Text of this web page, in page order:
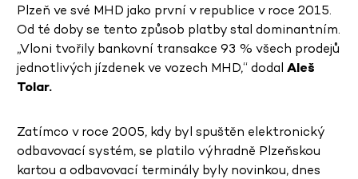
Plzeň ve své MHD jako první v republice v roce 2015.
Od té doby se tento způsob platby stal dominantním.
„Vloni tvořily bankovní transakce 93 % všech prodejů
jednotlivých jízdenek ve vozech MHD,“ dodal Aleš
Tolar.
Zatímco v roce 2005, kdy byl spuštěn elektronický
odbavovací systém, se platilo výhradně Plzeňskou
kartou a odbavovací terminály byly novinkou, dnes